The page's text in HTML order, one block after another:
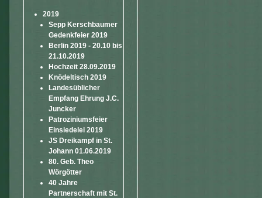
2019
Sepp Kerschbaumer
Gedenkfeier 2019
Berlin 2019 - 20.10 bis
21.10.2019
Hochzeit 28.09.2019
Knödeltisch 2019
Landesüblicher
Empfang Ehrung J.C.
Juncker
Patroziniumsfeier
Einsiedelei 2019
JS Dreikampf in St.
Johann 01.06.2019
80. Geb. Theo
Wörgötter
40 Jahre
Partnerschaft mit St.